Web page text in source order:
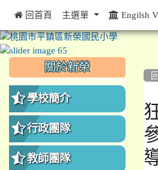
::: 關於新榮
學校簡介
行政團隊
教師團隊
::: 回首頁 主選單 Engilsh